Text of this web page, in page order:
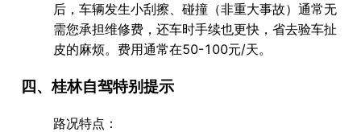
后，车辆发生小刮擦、碰撞（非重大事故）通常无
需您承担维修费，还车时手续也更快，省去验车扯
皮的麻烦。费用通常在50-100元/天。
四、桂林自驾特别提示
路况特点 ：